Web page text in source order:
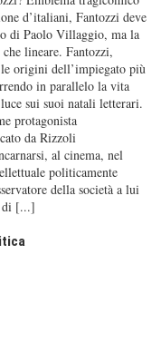
d’italiani, Fantozzi deve
di Paolo Villaggio, ma la
che lineare. Fantozzi,
origini dell’impiegato più
in parallelo la vita
sui suoi natali letterari.
protagonista
da Rizzoli
al cinema, nel
politicamente
della società a lui
di [...]